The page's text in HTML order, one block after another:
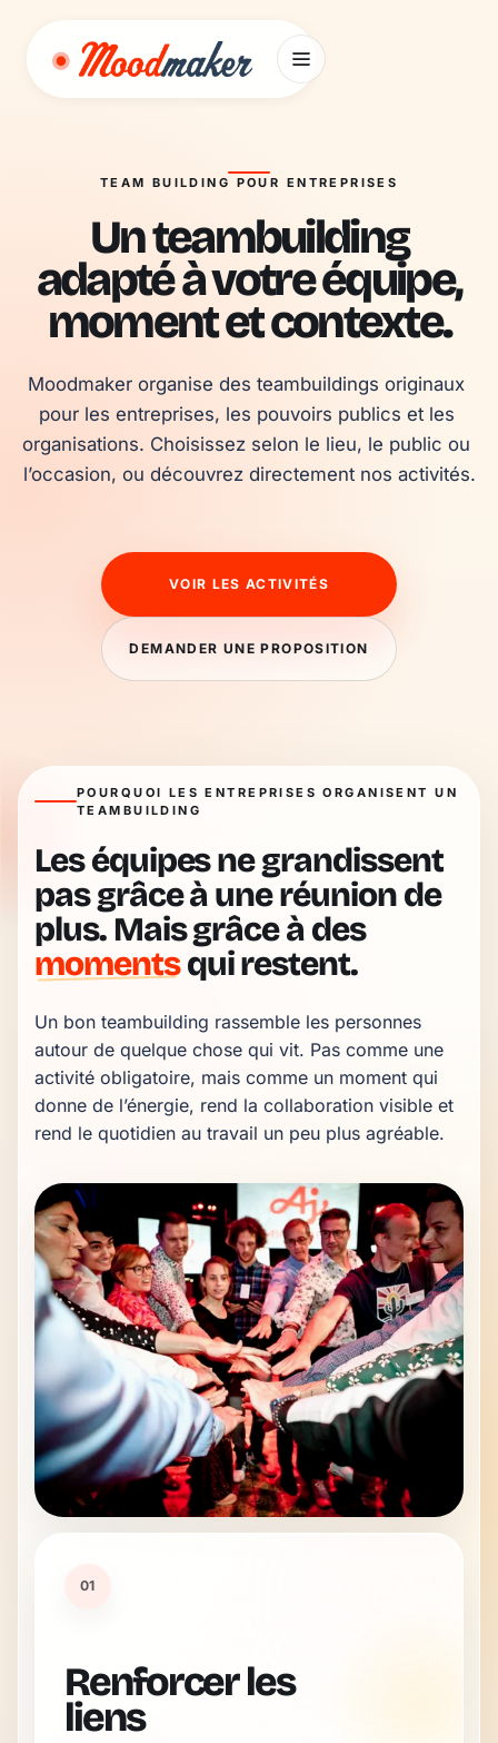
TEAM BUILDING POUR ENTREPRISES
Un teambuilding
adapté à votre équipe,
moment et contexte.
Moodmaker organise des teambuildings originaux
pour les entreprises, les pouvoirs publics et les
organisations. Choisissez selon le lieu, le public ou
l’occasion, ou découvrez directement nos activités.
VOIR LES ACTIVITÉS
DEMANDER UNE PROPOSITION
POURQUOI LES ENTREPRISES ORGANISENT UN
TEAMBUILDING
Les équipes ne grandissent
pas grâce à une réunion de
plus. Mais grâce à des
momentsqui restent.
Un bon teambuilding rassemble les personnes
autour de quelque chose qui vit. Pas comme une
activité obligatoire, mais comme un moment qui
donne de l’énergie, rend la collaboration visible et
rend le quotidien au travail un peu plus agréable.
01
Renforcer les
liens